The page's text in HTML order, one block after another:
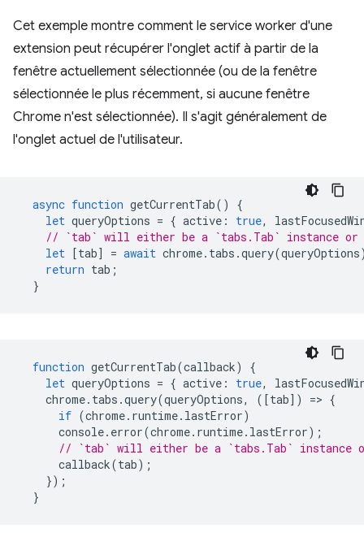
Cet exemple montre comment le service worker d'une
extension peut récupérer l'onglet actif à partir de la
fenêtre actuellement sélectionnée (ou de la fenêtre
sélectionnée le plus récemment, si aucune fenêtre
Chrome n'est sélectionnée). Il s'agit généralement de
l'onglet actuel de l'utilisateur.
async function getCurrentTab()
{
let queryOptions = { active : true,
// `tab` will either be a `tabs.Tab` instance or
let [tab] = await chrome. tabs .query(queryOptions
return tab ;
}
function getCurrentTab(callback)
{
let queryOptions = { active : true,
chrome. tabs .query(queryOptions, ([tab]) => {
if (chrome. runtime. lastError)
console. error(chrome. runtime. lastError);
// `tab` will either be a `tabs.Tab` instance
callback(tab);
});
}